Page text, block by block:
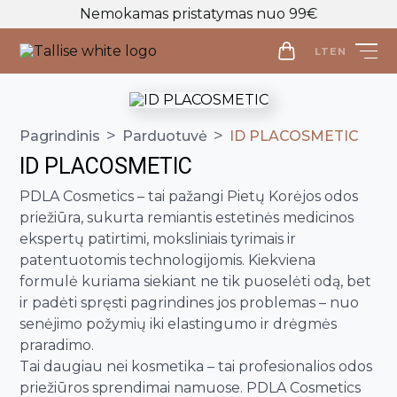
Nemokamas pristatymas nuo 99€
LT EN
LT
Parduotuvė
Visos priemonės
Makiažo valymo priemonės
Veido prausikliai
Veido šveitikliai
Veido tonikai
Veido serumai
Veido ampulės
Veido kaukės
Kūno priežiūra
Visos priemonės
Kūno prausikliai, šveitikliai
Kūno kremai ir losjonai
Kūno purškikliai
Rankų kremai
Intymi priežiūra
Makiažo Priemonės
Visos priemonės
Makiažo bazės
Makiažo pagrindai ir maskuokliai
Birios ir presuotos pudros
Veido kontūravimui
Plaukų priežiūros priemonės
Visos priemonės
Galvos odos šveitikliai
Plaukų šampūnai
Apranga
Apranga
Palaidinės
Naujienos
Pagrindinis > Parduotuvė > ID PLACOSMETIC
ID PLACOSMETIC
PDLA Cosmetics – tai pažangi Pietų Korėjos odos
priežiūra, sukurta remiantis estetinės medicinos
ekspertų patirtimi, moksliniais tyrimais ir
patentuotomis technologijomis. Kiekviena
formulė kuriama siekiant ne tik puoselėti odą, bet
ir padėti spręsti pagrindines jos problemas – nuo
senėjimo požymių iki elastingumo ir drėgmės
praradimo.
Tai daugiau nei kosmetika – tai profesionalios odos
priežiūros sprendimai namuose. PDLA Cosmetics